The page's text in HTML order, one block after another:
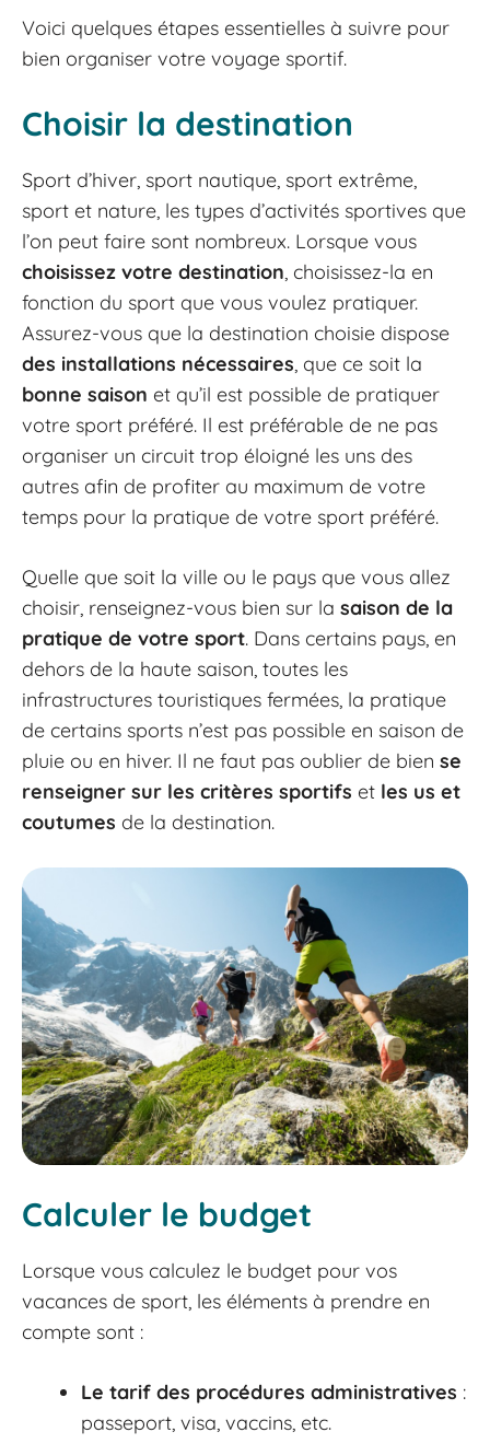
Voici quelques étapes essentielles à suivre pour
bien organiser votre voyage sportif.
Choisir la destination
Sport d’hiver, sport nautique, sport extrême,
sport et nature, les types d’activités sportives que
l’on peut faire sont nombreux. Lorsque vous
choisissez votre destination, choisissez-la en
fonction du sport que vous voulez pratiquer.
Assurez-vous que la destination choisie dispose
des installations nécessaires, que ce soit la
bonne saison et qu’il est possible de pratiquer
votre sport préféré. Il est préférable de ne pas
organiser un circuit trop éloigné les uns des
autres afin de profiter au maximum de votre
temps pour la pratique de votre sport préféré.
Quelle que soit la ville ou le pays que vous allez
choisir, renseignez-vous bien sur la saison de la
pratique de votre sport. Dans certains pays, en
dehors de la haute saison, toutes les
infrastructures touristiques fermées, la pratique
de certains sports n’est pas possible en saison de
pluie ou en hiver. Il ne faut pas oublier de bien se
renseigner sur les critères sportifs et les us et
coutumes de la destination.
Calculer le budget
Lorsque vous calculez le budget pour vos
vacances de sport, les éléments à prendre en
compte sont :
Le tarif des procédures administratives :
passeport, visa, vaccins, etc.